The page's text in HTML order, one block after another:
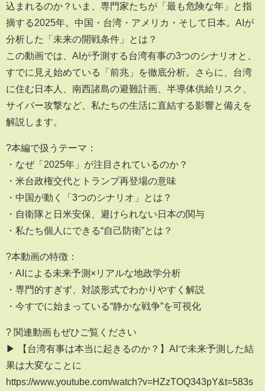
込まれるのか？いま、専門家たちが「最も危険な年」と指
摘する2025年。中国・台湾・アメリカ・そして日本。AIが
分析した「未来の開戦条件」とは？
この動画では、AIが予測する台湾有事の3つのシナリオと、
すでに見え始めている「前兆」を徹底分析。さらに、台湾
に住む日本人、南西諸島の避難計画、半導体供給リスク、
サイバー攻撃など、私たちの生活に直結する影響と備えを
解説します。
?本編で扱うテーマ：
・なぜ「2025年」が注目されているのか？
・米台政権交代とトランプ再登場の意味
・中国が動く「3つのシナリオ」とは？
・自衛隊と日米安保、避けられない日本の関与
・私たち個人にできる“自己防衛”とは？
?本動画の特徴：
・AIによる未来予測×リアルな地政学分析
・専門的すぎず、対談形式でわかりやすく解説
・今すでに始まっている“静かな戦争”を可視化
? 関連動画もぜひご覧ください
▶ 【台湾有事は本当に起きるのか？】AIで未来予測した結
果は大変なことに
https://www.youtube.com/watch?v=HZzTOQ343pY&t=583s